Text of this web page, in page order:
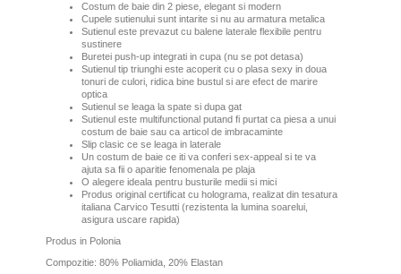
Costum de baie din 2 piese, elegant si modern
Cupele sutienului sunt intarite si nu au armatura metalica
Sutienul este prevazut cu balene laterale flexibile pentru
sustinere
Buretei push-up integrati in cupa (nu se pot detasa)
Sutienul tip triunghi este acoperit cu o plasa sexy in doua
tonuri de culori, ridica bine bustul si are efect de marire
optica
Sutienul se leaga la spate si dupa gat
Sutienul este multifunctional putand fi purtat ca piesa a unui
costum de baie sau ca articol de imbracaminte
Slip clasic ce se leaga in laterale
Un costum de baie ce iti va conferi sex-appeal si te va
ajuta sa fii o aparitie fenomenala pe plaja
O alegere ideala pentru busturile medii si mici
Produs original certificat cu holograma, realizat din tesatura
italiana Carvico Tesutti (rezistenta la lumina soarelui,
asigura uscare rapida)
Produs in Polonia
Compozitie: 80% Poliamida, 20% Elastan